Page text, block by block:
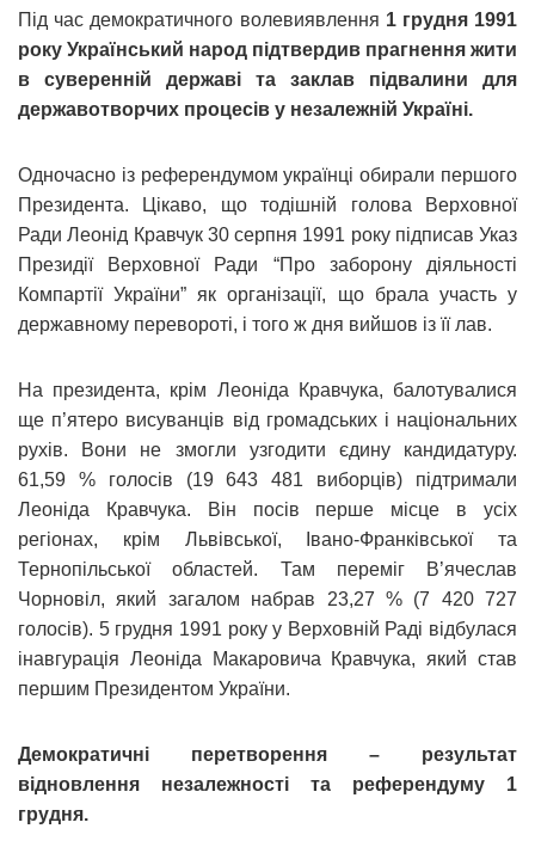
Під час демократичного волевиявлення 1 грудня 1991
року Український народ підтвердив прагнення жити
в суверенній державі та заклав підвалини для
державотворчих процесів у незалежній Україні.
Одночасно із референдумом українці обирали першого
Президента. Цікаво, що тодішній голова Верховної
Ради Леонід Кравчук 30 серпня 1991 року підписав Указ
Президії Верховної Ради “Про заборону діяльності
Компартії України” як організації, що брала участь у
державному перевороті, і того ж дня вийшов із її лав.
На президента, крім Леоніда Кравчука, балотувалися
ще п’ятеро висуванців від громадських і національних
рухів. Вони не змогли узгодити єдину кандидатуру.
61,59 % голосів (19 643 481 виборців) підтримали
Леоніда Кравчука. Він посів перше місце в усіх
регіонах, крім Львівської, Івано-Франківської та
Тернопільської областей. Там переміг В’ячеслав
Чорновіл, який загалом набрав 23,27 % (7 420 727
голосів). 5 грудня 1991 року у Верховній Раді відбулася
інавгурація Леоніда Макаровича Кравчука, який став
першим Президентом України.
Демократичні перетворення – результат
відновлення незалежності та референдуму 1
грудня.